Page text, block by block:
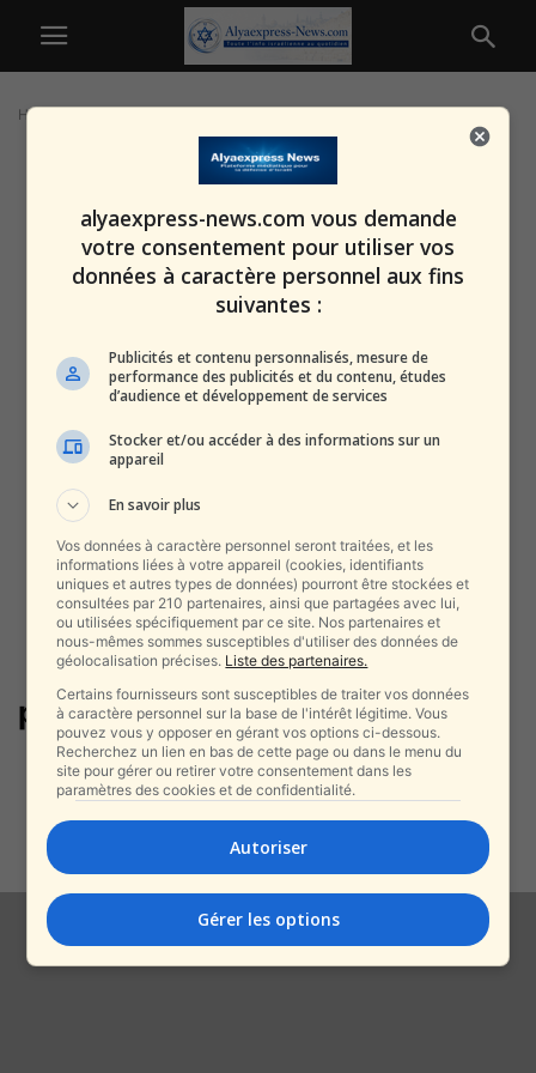
Home
passage secret
Dans le ghetto de Varsovie : le
secret gardé 80 ans...
alxprss_sab - 22 décembre 2025
alyaexpress-news.com vous demande
votre consentement pour utiliser vos
données à caractère personnel aux fins
suivantes :
Publicités et contenu personnalisés, mesure de
performance des publicités et du contenu, études
d’audience et développement de services
Stocker et/ou accéder à des informations sur un
appareil
En savoir plus
Vos données à caractère personnel seront traitées, et les
informations liées à votre appareil (cookies, identifiants
uniques et autres types de données) pourront être stockées et
consultées par 210 partenaires, ainsi que partagées avec lui,
ou utilisées spécifiquement par ce site. Nos partenaires et
nous-mêmes sommes susceptibles d'utiliser des données de
géolocalisation précises. Liste des partenaires.
Certains fournisseurs sont susceptibles de traiter vos données
à caractère personnel sur la base de l'intérêt légitime. Vous
pouvez vous y opposer en gérant vos options ci-dessous.
Recherchez un lien en bas de cette page ou dans le menu du
site pour gérer ou retirer votre consentement dans les
paramètres des cookies et de confidentialité.
Autoriser
Gérer les options